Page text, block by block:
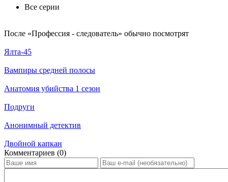
Все серии
По­сле «Профессия - следователь» обыч­но по­смот­рят
Ялта-45
Вампиры средней полосы
Анатомия убийства 1 сезон
Подруги
Анонимный детектив
Двойной капкан
Ком­мен­та­ри­ев (0)